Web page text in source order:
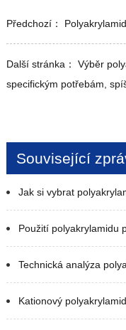
Předchozí：
Další stránka： Výběr
specifickým potřebám,
Související
Jak si vybrat
Použití polyakrylamidu při
Technická analýza polyakrylamidu
Kationový polyakrylamid: